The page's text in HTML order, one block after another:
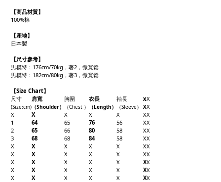
【商品材質】
100%棉
【產地】
日本製
【尺寸參考】
男模特：176cm/70kg，著2，微寬鬆
男模特：182cm/80kg，著3，微寬鬆
【Size Chart】
尺寸
肩寬 胸圍 衣長 袖長 xX
(Size:cm) （Shoulder） （Chest ） （Length） （Sleeve） XX
X
X X X X XX
1
64 65 76 56 XX
2
65 66 80 58 XX
3
68 68 84 58 XX
X
X X X X XX
X
X X X X XX
X
X X X X XX
X
X X X X XX
X
X X X X XX